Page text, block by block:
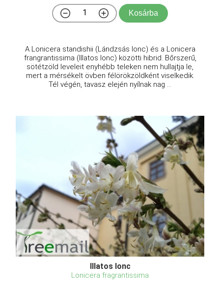
Kosárba
A Lonicera standishii (Lándzsás lonc) és a Lonicera
frangrantissima (Illatos lonc) közötti hibrid. Bőrszerű,
sötétzöld leveleit enyhébb teleken nem hullajtja le,
mert a mérsékelt övben félörökzöldként viselkedik.
Tél végén, tavasz elején nyílnak nag ...
Illatos lonc
Lonicera fragrantissima